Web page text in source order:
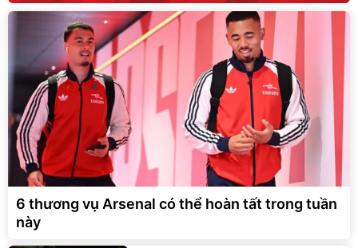
6 thương vụ Arsenal có thể hoàn tất trong tuần
này